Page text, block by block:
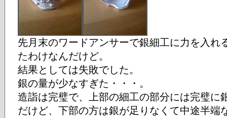
先月末のワードアンサーで銀細工に力を入れ
たわけなんだけど。
結果としては失敗でした。
銀の量が少なすぎた・・・。
造詣は完璧で、上部の細工の部分には完璧に
だけど、下部の方は銀が足りなくて中途半端